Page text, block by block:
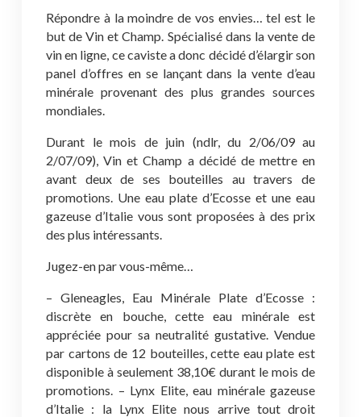
Répondre à la moindre de vos envies… tel est le
but de Vin et Champ. Spécialisé dans la vente de
vin en ligne, ce caviste a donc décidé d’élargir son
panel d’offres en se lançant dans la vente d’eau
minérale provenant des plus grandes sources
mondiales.
Durant le mois de juin (ndlr, du 2/06/09 au
2/07/09), Vin et Champ a décidé de mettre en
avant deux de ses bouteilles au travers de
promotions. Une eau plate d’Ecosse et une eau
gazeuse d’Italie vous sont proposées à des prix
des plus intéressants.
Jugez-en par vous-même…
– Gleneagles, Eau Minérale Plate d’Ecosse :
discrète en bouche, cette eau minérale est
appréciée pour sa neutralité gustative. Vendue
par cartons de 12 bouteilles, cette eau plate est
disponible à seulement 38,10€ durant le mois de
promotions. – Lynx Elite, eau minérale gazeuse
d’Italie : la Lynx Elite nous arrive tout droit